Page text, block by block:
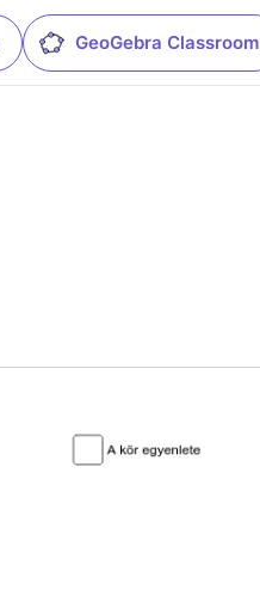
GeoGebra Classroom